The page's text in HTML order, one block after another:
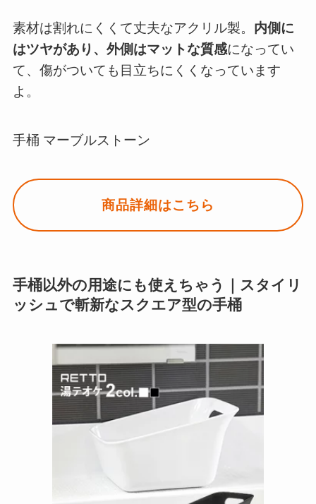
素材は割れにくくて丈夫なアクリル製。 内側に
はツヤがあり、外側はマットな質感になってい
て、傷がついても目立ちにくくなっています
よ。
手桶 マーブルストーン
商品詳細はこちら
手桶以外の用途にも使えちゃう｜スタイリ
ッシュで斬新なスクエア型の手桶